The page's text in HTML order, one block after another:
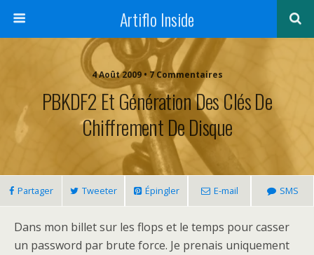
Artiflo Inside
4 Août 2009 • 7 Commentaires
PBKDF2 Et Génération Des Clés De
Chiffrement De Disque
Partager Tweeter Épingler E-mail SMS
Dans mon billet sur les flops et le temps pour casser
un password par brute force. Je prenais uniquement